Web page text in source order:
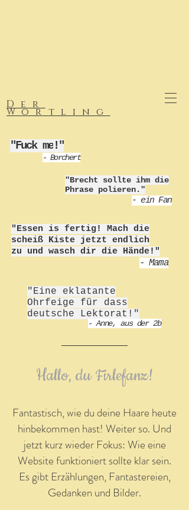
Der
Wortling
Fantastisch, wie du deine Haare heute
hinbekommen hast! Weiter so. Und
jetzt kurz wieder Fokus: Wie eine
Website funktioniert sollte klar sein.
Es gibt Erzählungen, Fantastereien,
Gedanken und Bilder.
Hallo, du Firlefanz!
"Brecht sollte ihm die
Phrase polieren."
"Eine eklatante
Ohrfeige für dass
deutsche Lektorat!"
- Anne, aus der 2b
"Essen is fertig! Mach die
scheiß Kiste jetzt endlich
zu und wasch dir die Hände!"
- Mama
"Fuck me!"
- Borchert
- ein Fan